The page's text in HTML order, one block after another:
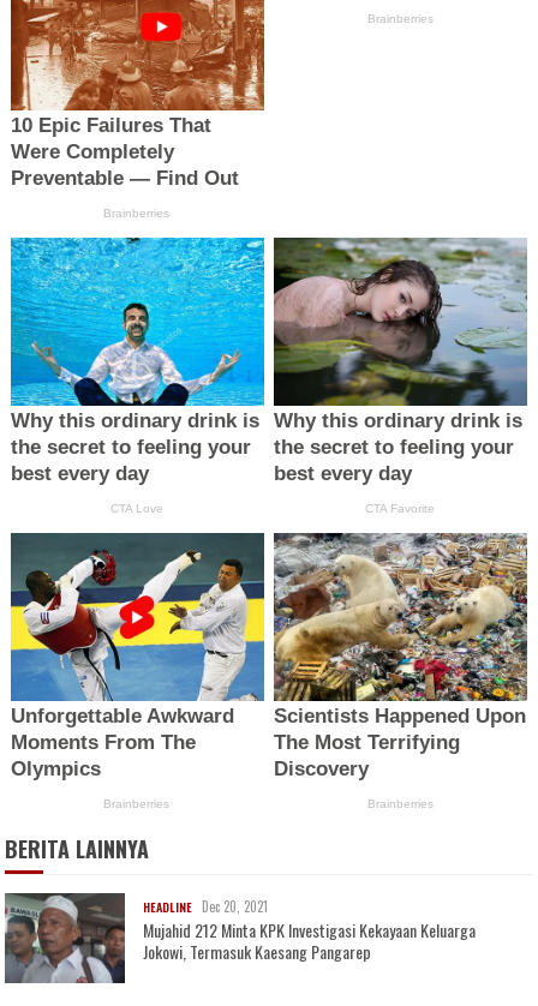
BERITA LAINNYA
HEADLINE Dec 20, 2021
Mujahid 212 Minta KPK Investigasi Kekayaan Keluarga
Jokowi, Termasuk Kaesang Pangarep